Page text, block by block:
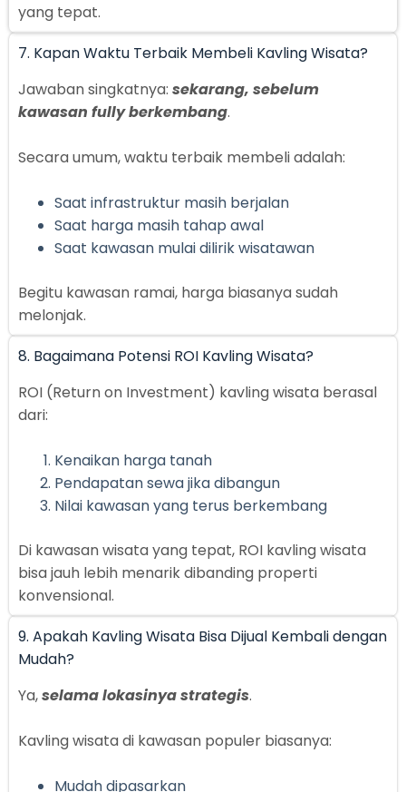
yang tepat.
7. Kapan Waktu Terbaik Membeli Kavling Wisata?
Jawaban singkatnya: sekarang, sebelum
kawasan fully berkembang.
Secara umum, waktu terbaik membeli adalah:
Saat infrastruktur masih berjalan
Saat harga masih tahap awal
Saat kawasan mulai dilirik wisatawan
Begitu kawasan ramai, harga biasanya sudah
melonjak.
8. Bagaimana Potensi ROI Kavling Wisata?
ROI (Return on Investment) kavling wisata berasal
dari:
Kenaikan harga tanah
Pendapatan sewa jika dibangun
Nilai kawasan yang terus berkembang
Di kawasan wisata yang tepat, ROI kavling wisata
bisa jauh lebih menarik dibanding properti
konvensional.
9. Apakah Kavling Wisata Bisa Dijual Kembali dengan
Mudah?
Ya,selama lokasinya strategis.
Kavling wisata di kawasan populer biasanya:
Mudah dipasarkan